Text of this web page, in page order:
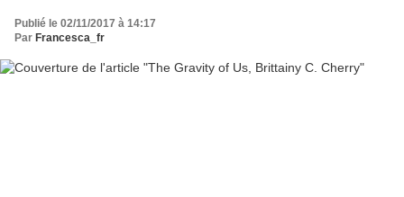
Publié le 02/11/2017 à 14:17
Par Francesca_fr